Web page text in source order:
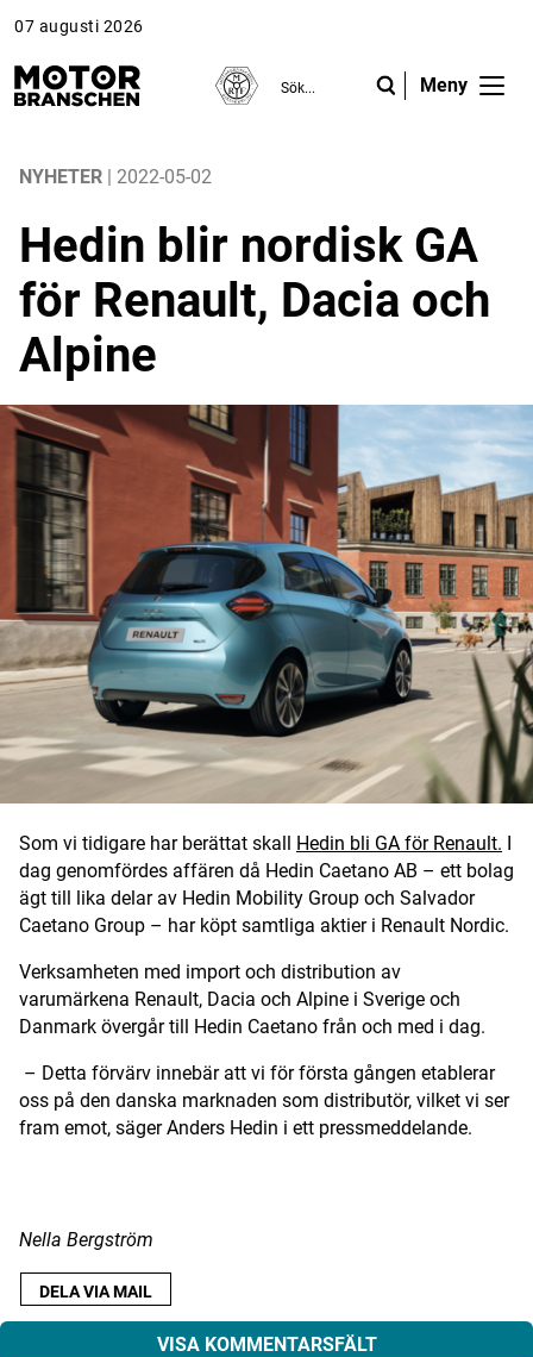
07 augusti 2026
Meny
Reportage
Krönikor
Platsbanken
Läs e-tidningen
Digital prenumeration
Annonsera
Om Motorbranschen
Kontakt
Nyhetsbrev
Det här är vi
Arbeta för oss
NYHETER | 2022-05-02
Hedin blir nordisk GA
för Renault, Dacia och
Alpine
Som vi tidigare har berättat skall Hedin bli GA för Renault. I
dag genomfördes affären då Hedin Caetano AB – ett bolag
ägt till lika delar av Hedin Mobility Group och Salvador
Caetano Group – har köpt samtliga aktier i Renault Nordic.
Verksamheten med import och distribution av
varumärkena Renault, Dacia och Alpine i Sverige och
Danmark övergår till Hedin Caetano från och med i dag.
– Detta förvärv innebär att vi för första gången etablerar
oss på den danska marknaden som distributör, vilket vi ser
fram emot, säger Anders Hedin i ett pressmeddelande.
Nella Bergström
DELA VIA MAIL
VISA KOMMENTARSFÄLT